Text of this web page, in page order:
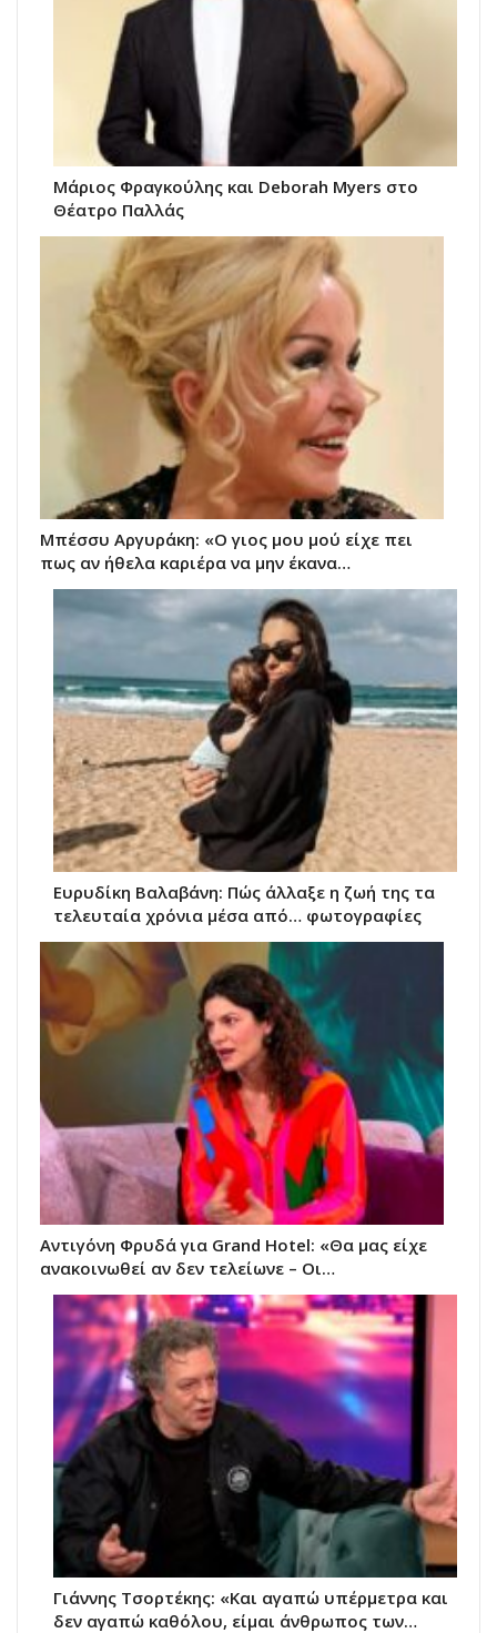
Μάριος Φραγκούλης και Deborah Myers στο
Θέατρο Παλλάς
Μπέσσυ Αργυράκη: «Ο γιος μου μού είχε πει
πως αν ήθελα καριέρα να μην έκανα…
Ευρυδίκη Βαλαβάνη: Πώς άλλαξε η ζωή της τα
τελευταία χρόνια μέσα από… φωτογραφίες
Αντιγόνη Φρυδά για Grand Hotel: «Θα μας είχε
ανακοινωθεί αν δεν τελείωνε – Οι…
Γιάννης Τσορτέκης: «Και αγαπώ υπέρμετρα και
δεν αγαπώ καθόλου, είμαι άνθρωπος των…